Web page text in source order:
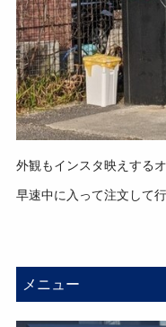
外観もインスタ映えする
早速中に入って注文して
メニュー